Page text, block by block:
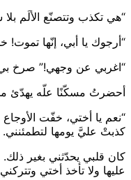
“هي تكذب وتتصنّع الألَم
“أرجوك يا أبي، إنّها
“اغربي عن وجهي!” صرخ
أحضرتُ مسكّنًا علّه يهدّئ
“نعم يا أختي، خفّت
كذبتْ عليَّ يومها لتطمئنني.
كان قلبي يحدّثني بغير
عليها ولا تأخذ أختي